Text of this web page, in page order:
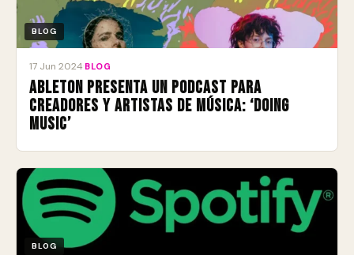
BLOG
17 Jun 2024 BLOG
Ableton presenta un podcast para
creadores y artistas de música: ‘Doing
Music’
BLOG